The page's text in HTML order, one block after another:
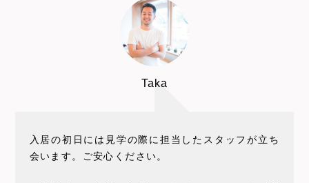
Taka
入居の初日には見学の際に担当したスタッフが立ち
会います。ご安心ください。